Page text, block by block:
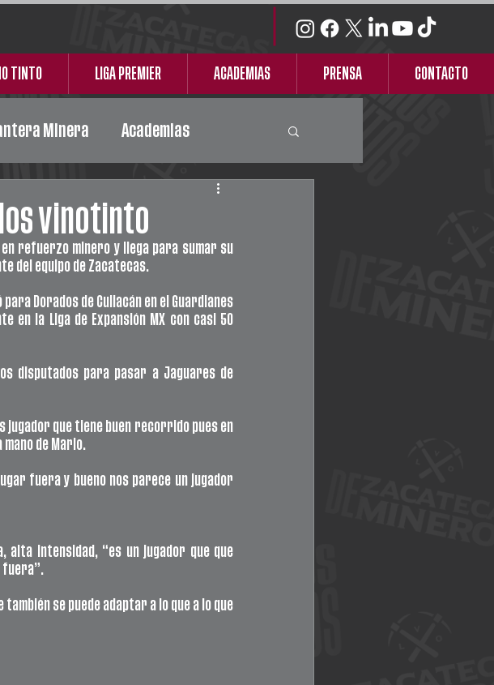
TINTO LIGA PREMIER ACADEMIAS PRENSA CONTACTO
Minera Academias
vinotinto
refuerzo minero y llega para sumar su
del equipo de Zacatecas.
Dorados de Culiacán en el Guardianes
en la Liga de Expansión MX con casi 50
disputados para pasar a Jaguares de
jugador que tiene buen recorrido pues en
de Mario.
fuera y bueno nos parece un jugador
alta intensidad, “es un jugador que que
fuera”.
se puede adaptar a lo que a lo que